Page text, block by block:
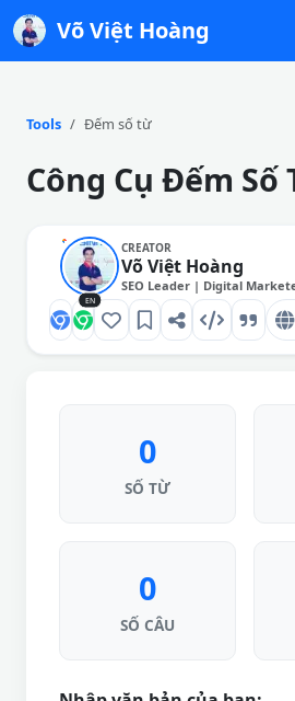
Võ Việt Hoàng
Tools Đếm số từ
Công Cụ Đếm
CREATOR
Võ Việt Hoàng
SEO Leader | Digital
EN
0
SỐ TỪ
0
SỐ CÂU